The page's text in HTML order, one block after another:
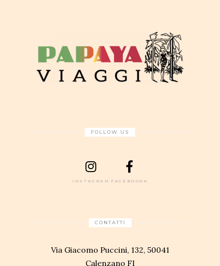
FOLLOW US
INSTAGRAM FACEBOOOK
CONTATTI
Via Giacomo Puccini, 132, 50041
Calenzano FI